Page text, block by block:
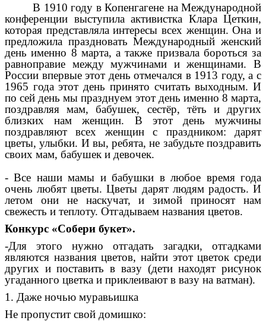
В 1910 году в Копенгагене на Международной
конференции выступила активистка Клара Цеткин,
которая представляла интересы всех женщин. Она и
предложила праздновать Международный женский
день именно 8 марта, а также призвала бороться за
равноправие между мужчинами и женщинами. В
России впервые этот день отмечался в 1913 году, а с
1965 года этот день принято считать выходным. И
по сей день мы празднуем этот день именно 8 марта,
поздравляя мам, бабушек, сестёр, тёть и других
близких нам женщин.
В этот день мужчины
поздравляют всех женщин с праздником: дарят
цветы, улыбки. И вы, ребята, не забудьте поздравить
своих мам, бабушек и девочек.
- Все наши мамы и бабушки в любое время года
очень любят цветы. Цветы дарят людям радость. И
летом они не наскучат, и зимой приносят нам
свежесть и теплоту. Отгадываем названия цветов.
Конкурс «Собери букет».
-Для этого нужно отгадать загадки, отгадками
являются названия цветов, найти этот цветок среди
других и поставить в вазу (дети находят рисунок
угаданного цветка и приклеивают в вазу на ватман).
1. Даже ночью муравьишка
Не пропустит свой домишко: